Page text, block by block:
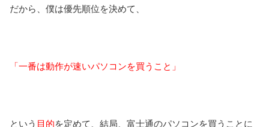
だから、僕は優先順位を決めて、
「一番は動作が速いパソコンを買うこと」
という 目的を定めて、結局、富士通のパソコンを買うことに